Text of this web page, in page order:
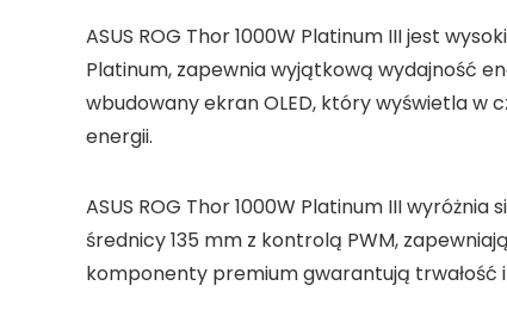
ASUS ROG Thor 1000W Platinum III jest
Platinum, zapewnia wyjątkową wydajność
wbudowany ekran OLED, który wyświetla w
energii.
ASUS ROG Thor 1000W Platinum III
średnicy 135 mm z kontrolą PWM,
komponenty premium gwarantują trwałość